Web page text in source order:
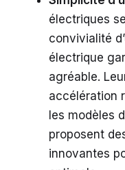
électriques
convivialité
électrique
agréable.
accélération
les modèles
proposent
innovantes